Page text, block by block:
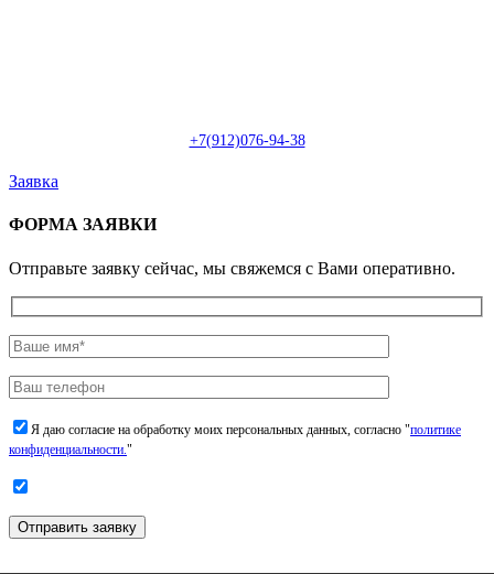
+7(912)076-94-38
Заявка
ФОРМА ЗАЯВКИ
Отправьте заявку сейчас, мы свяжемся с Вами оперативно.
Я даю согласие на обработку моих персональных данных, согласно "политике
конфиденциальности."
Отправить заявку